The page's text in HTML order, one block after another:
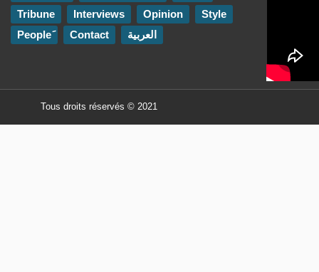
Tribune
Interviews Opinion
Style
Contact العربية
Tous droits réservés © 2021